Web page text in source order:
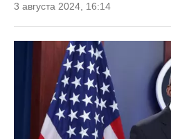
3 августа 2024, 16:14